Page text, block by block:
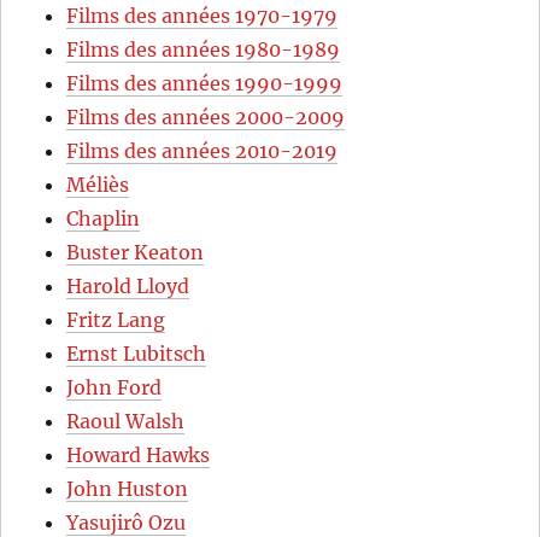
Films des années 1970-1979
Films des années 1980-1989
Films des années 1990-1999
Films des années 2000-2009
Films des années 2010-2019
Méliès
Chaplin
Buster Keaton
Harold Lloyd
Fritz Lang
Ernst Lubitsch
John Ford
Raoul Walsh
Howard Hawks
John Huston
Yasujirô Ozu